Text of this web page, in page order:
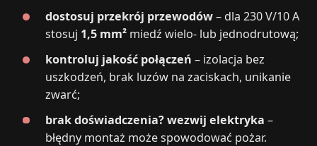
dostosuj przekrój przewodów– dla 230 V/10 A
stosuj 1,5 mm² miedź wielo- lub jednodrutową;
kontroluj jakość połączeń – izolacja bez
uszkodzeń, brak luzów na zaciskach, unikanie
zwarć;
brak doświadczenia? wezwij elektryka –
błędny montaż może spowodować pożar.